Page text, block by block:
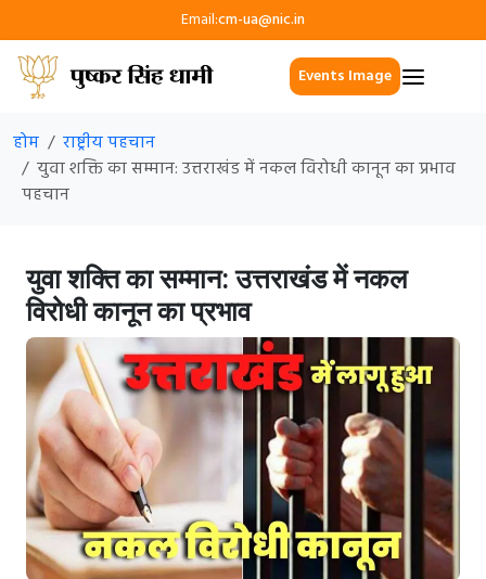
Email:cm-ua@nic.in
Events Image
होम
राष्ट्रीय पहचान
युवा शक्ति का सम्मान: उत्तराखंड में नकल विरोधी कानून का प्रभाव
पहचान
युवा शक्ति का सम्मान: उत्तराखंड में नकल
विरोधी कानून का प्रभाव